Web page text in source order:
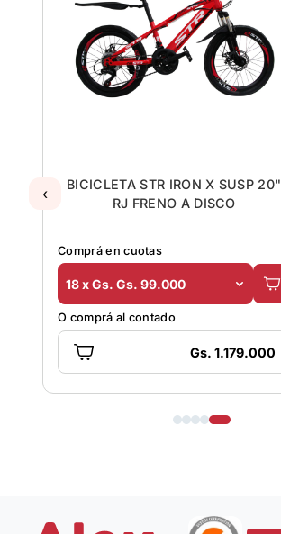
BICICLETA STR IRON X SUSP 20"
RJ FRENO A DISCO
Comprá en cuotas
18 x Gs. Gs. 99.000
O comprá al contado
Gs. 1.179.000
‹